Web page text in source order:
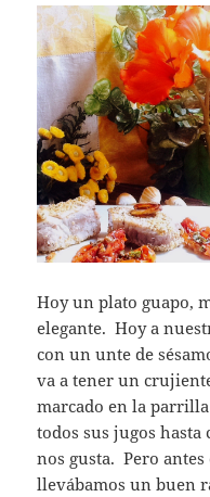
Hoy un plato guapo,
elegante. Hoy a
con un unte de
va a tener un
marcado en la
todos sus jugos
nos gusta. Pero
llevábamos un buen